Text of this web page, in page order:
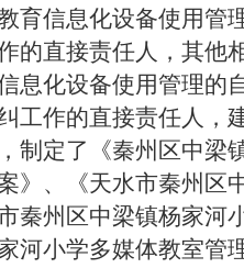
育信息化设备使用管
的直接责任人，其他
息化设备使用管理的
工作的直接责任人，
制定了《秦州区中梁
》、《天水市秦州区
秦州区中梁镇杨家河
河小学多媒体教室管